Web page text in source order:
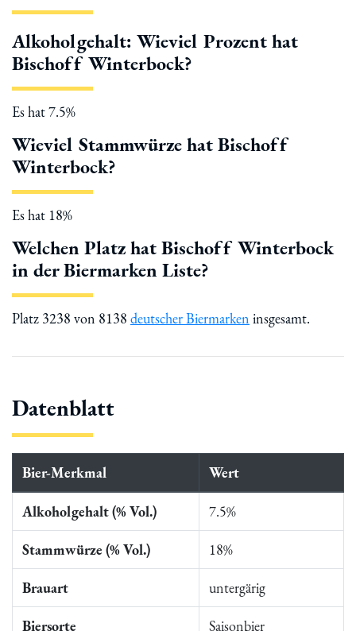
Alkoholgehalt: Wieviel Prozent hat
Bischoff Winterbock?
Es hat 7.5%
Wieviel Stammwürze hat Bischoff
Winterbock?
Es hat 18%
Welchen Platz hat Bischoff Winterbock
in der Biermarken Liste?
Platz 3238 von 8138 deutscher Biermarken insgesamt.
Datenblatt
Bier-Merkmal Wert
Alkoholgehalt (% Vol.) 7.5%
Stammwürze (% Vol.) 18%
Brauart untergärig
Biersorte Saisonbier